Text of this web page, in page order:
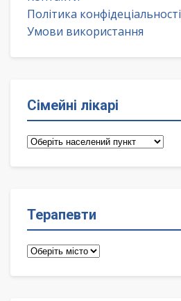
Політика конфідеціальності
Умови використання
Сімейні лікарі
Сімейні
Терапевти
Терапевти